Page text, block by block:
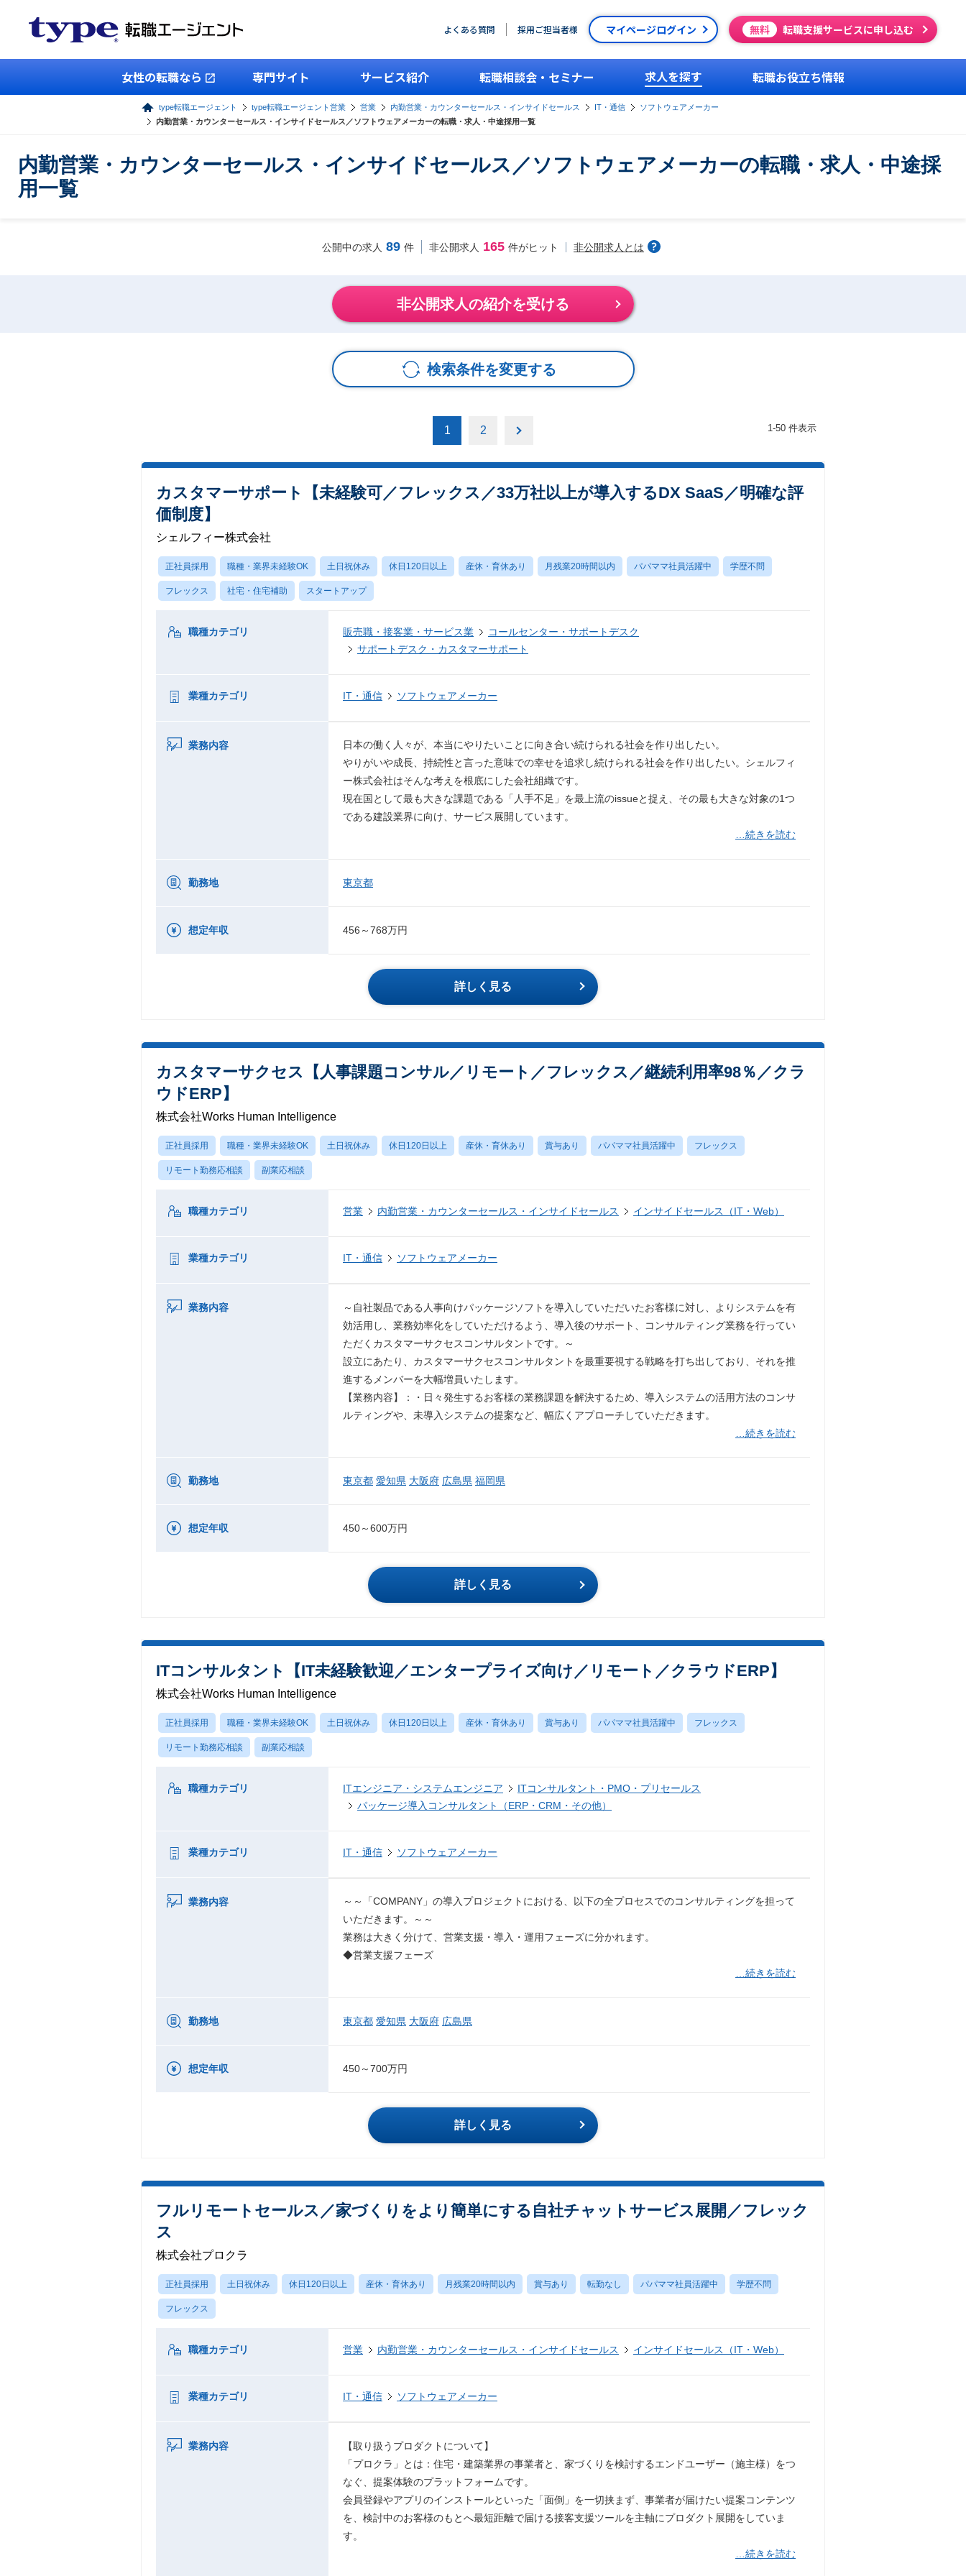
よくある質問 採用ご担当者様 マイページログイン 無料 転職支援サービスに申し込む
女性の転職なら 専門サイト サービス紹介 転職相談会・セミナー 求人を探す 転職お役立ち情報
type転職エージェント type転職エージェント営業 営業 内勤営業・カウンターセールス・インサイドセールス IT・通信
ソフトウェアメーカー
内勤営業・カウンターセールス・インサイドセールス／ソフトウェアメーカーの転職・求人・中途採用一覧
内勤営業・カウンターセールス・インサイドセールス／ソフトウェアメーカーの転職・求人・中途採
用一覧
公開中の求人 89 件 非公開求人 165 件がヒット 非公開求人とは
非公開求人の紹介を受ける
検索条件を変更する
1 2 1-50 件表示
カスタマーサポート【未経験可／フレックス／33万社以上が導入するDX SaaS／明確な評
価制度】
シェルフィー株式会社
正社員採用 職種・業界未経験OK 土日祝休み 休日120日以上 産休・育休あり 月残業20時間以内 パパママ社員活躍中 学歴不問
フレックス 社宅・住宅補助 スタートアップ
職種カテゴリ 販売職・接客業・サービス業
コールセンター・サポートデスク
サポートデスク・カスタマーサポート
業種カテゴリ IT・通信 ソフトウェアメーカー
業務内容
日本の働く人々が、本当にやりたいことに向き合い続けられる社会を作り出したい。
やりがいや成長、持続性と言った意味での幸せを追求し続けられる社会を作り出したい。シェルフィ
ー株式会社はそんな考えを根底にした会社組織です。
現在国として最も大きな課題である「人手不足」を最上流のissueと捉え、その最も大きな対象の1つ
である建設業界に向け、サービス展開しています。
…続きを読む
勤務地 東京都
想定年収 456～768万円
詳しく見る
カスタマーサクセス【人事課題コンサル／リモート／フレックス／継続利用率98％／クラ
ウドERP】
株式会社Works Human Intelligence
正社員採用 職種・業界未経験OK 土日祝休み 休日120日以上 産休・育休あり 賞与あり パパママ社員活躍中 フレックス
リモート勤務応相談 副業応相談
職種カテゴリ 営業 内勤営業・カウンターセールス・インサイドセールス インサイドセールス（IT・Web）
業種カテゴリ IT・通信 ソフトウェアメーカー
業務内容
～自社製品である人事向けパッケージソフトを導入していただいたお客様に対し、よりシステムを有
効活用し、業務効率化をしていただけるよう、導入後のサポート、コンサルティング業務を行ってい
ただくカスタマーサクセスコンサルタントです。～
設立にあたり、カスタマーサクセスコンサルタントを最重要視する戦略を打ち出しており、それを推
進するメンバーを大幅増員いたします。
【業務内容】：・日々発生するお客様の業務課題を解決するため、導入システムの活用方法のコンサ
ルティングや、未導入システムの提案など、幅広くアプローチしていただきます。
…続きを読む
勤務地 東京都 愛知県 大阪府 広島県 福岡県
想定年収 450～600万円
詳しく見る
ITコンサルタント【IT未経験歓迎／エンタープライズ向け／リモート／クラウドERP】
株式会社Works Human Intelligence
正社員採用 職種・業界未経験OK 土日祝休み 休日120日以上 産休・育休あり 賞与あり パパママ社員活躍中 フレックス
リモート勤務応相談 副業応相談
職種カテゴリ ITエンジニア・システムエンジニア
ITコンサルタント・PMO・プリセールス
パッケージ導入コンサルタント（ERP・CRM・その他）
業種カテゴリ IT・通信 ソフトウェアメーカー
業務内容
～～「COMPANY」の導入プロジェクトにおける、以下の全プロセスでのコンサルティングを担って
いただきます。～～
業務は大きく分けて、営業支援・導入・運用フェーズに分かれます。
◆営業支援フェーズ
…続きを読む
勤務地 東京都 愛知県 大阪府 広島県
想定年収 450～700万円
詳しく見る
フルリモートセールス／家づくりをより簡単にする自社チャットサービス展開／フレック
ス
株式会社プロクラ
正社員採用 土日祝休み 休日120日以上 産休・育休あり 月残業20時間以内 賞与あり 転勤なし パパママ社員活躍中 学歴不問
フレックス
職種カテゴリ 営業 内勤営業・カウンターセールス・インサイドセールス インサイドセールス（IT・Web）
業種カテゴリ IT・通信 ソフトウェアメーカー
業務内容
【取り扱うプロダクトについて】
「プロクラ」とは：住宅・建築業界の事業者と、家づくりを検討するエンドユーザー（施主様）をつ
なぐ、提案体験のプラットフォームです。
会員登録やアプリのインストールといった「面倒」を一切挟まず、事業者が届けたい提案コンテンツ
を、検討中のお客様のもとへ最短距離で届ける接客支援ツールを主軸にプロダクト展開をしていま
す。
…続きを読む